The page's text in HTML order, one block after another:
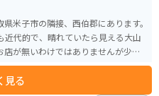
米子市の隣接、西伯郡にあります。
代的で、晴れていたら見える大山
が無いわけではありませんが少な
見る